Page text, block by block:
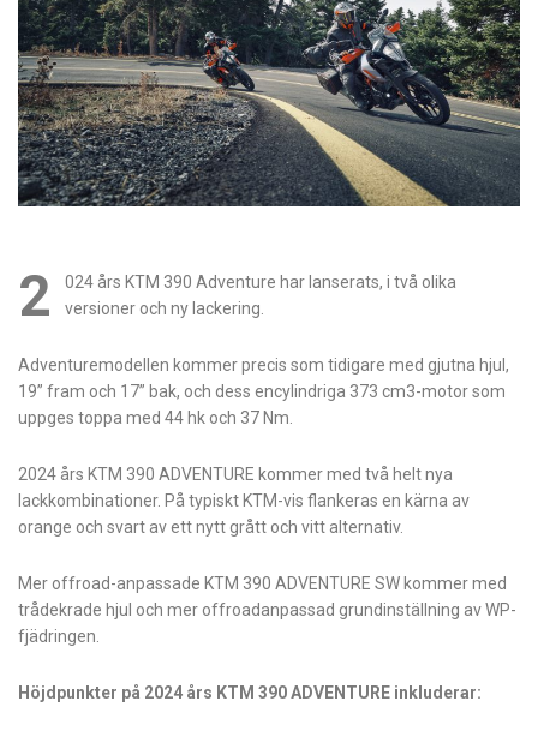
2
024 års KTM 390 Adventure har lanserats, i två olika
versioner och ny lackering.
Adventuremodellen kommer precis som tidigare med gjutna hjul,
19” fram och 17” bak, och dess encylindriga 373 cm3-motor som
uppges toppa med 44 hk och 37 Nm.
2024 års KTM 390 ADVENTURE kommer med två helt nya
lackkombinationer. På typiskt KTM-vis flankeras en kärna av
orange och svart av ett nytt grått och vitt alternativ.
Mer offroad-anpassade KTM 390 ADVENTURE SW kommer med
trådekrade hjul och mer offroadanpassad grundinställning av WP-
fjädringen.
Höjdpunkter på 2024 års KTM 390 ADVENTURE inkluderar: